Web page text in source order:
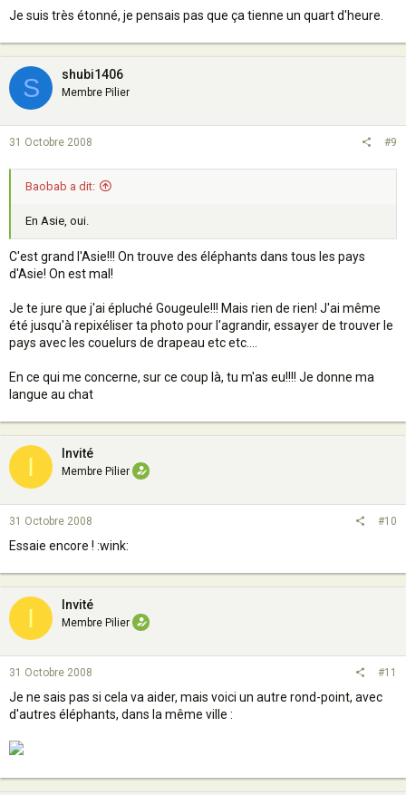
Je suis très étonné, je pensais pas que ça tienne un quart d'heure.
S shubi1406
Membre Pilier
31 Octobre 2008 #9
Baobab a dit:
En Asie, oui.
C'est grand l'Asie!!! On trouve des éléphants dans tous les pays
d'Asie! On est mal!
Je te jure que j'ai épluché Gougeule!!! Mais rien de rien! J'ai même
été jusqu'à repixéliser ta photo pour l'agrandir, essayer de trouver le
pays avec les couelurs de drapeau etc etc....
En ce qui me concerne, sur ce coup là, tu m'as eu!!!! Je donne ma
langue au chat
I Invité
Membre Pilier
31 Octobre 2008 #10
Essaie encore ! :wink:
I Invité
Membre Pilier
31 Octobre 2008 #11
Je ne sais pas si cela va aider, mais voici un autre rond-point, avec
d'autres éléphants, dans la même ville :